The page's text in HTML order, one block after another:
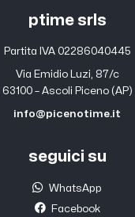
ptime srls
Partita IVA 02286040445
Via Emidio Luzi, 87/c
63100 – Ascoli Piceno (AP)
info@picenotime.it
seguici su
WhatsApp
Facebook